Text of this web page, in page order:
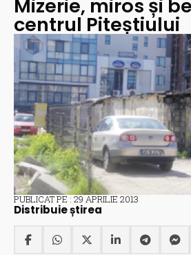
Mizerie, miros și
centrul Piteștiului
PUBLICAT PE : 29 APRILIE 2013
Distribuie știrea